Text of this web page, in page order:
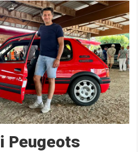
Peugeots